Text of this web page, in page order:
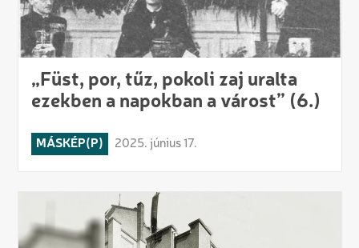
„Füst, por, tűz, pokoli zaj uralta
ezekben a napokban a várost” (6.)
MÁSKÉP(P) 2025. június 17.